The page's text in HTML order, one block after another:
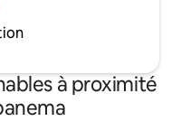
à proximité